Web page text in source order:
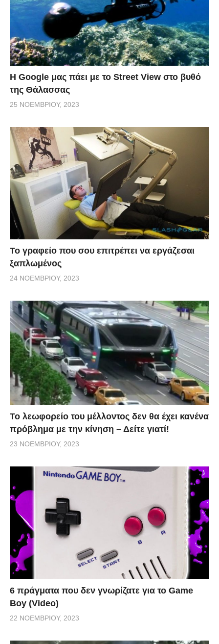
H Google μας πάει με το Street View στο βυθό
της Θάλασσας
25 ΝΟΕΜΒΡΊΟΥ, 2023
Το γραφείο που σου επιτρέπει να εργάζεσαι
ξαπλωμένος
24 ΝΟΕΜΒΡΊΟΥ, 2023
Το λεωφορείο του μέλλοντος δεν θα έχει κανένα
πρόβλημα με την κίνηση – Δείτε γιατί!
23 ΝΟΕΜΒΡΊΟΥ, 2023
6 πράγματα που δεν γνωρίζατε για το Game
Boy (Video)
22 ΝΟΕΜΒΡΊΟΥ, 2023